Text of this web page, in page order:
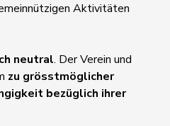
Aktivitäten
neutral. Der Verein und
zu grösstmöglicher
bezüglich ihrer